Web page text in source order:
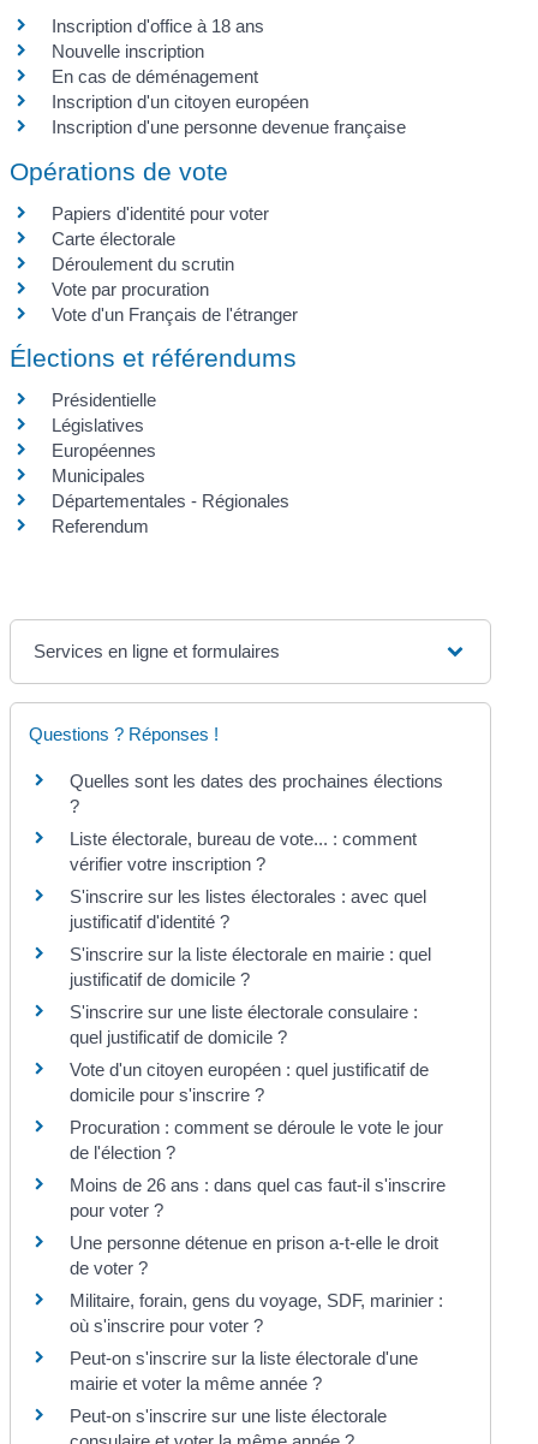
Inscription d'office à 18 ans
Nouvelle inscription
En cas de déménagement
Inscription d'un citoyen européen
Inscription d'une personne devenue française
Opérations de vote
Papiers d'identité pour voter
Carte électorale
Déroulement du scrutin
Vote par procuration
Vote d'un Français de l'étranger
Élections et référendums
Présidentielle
Législatives
Européennes
Municipales
Départementales - Régionales
Referendum
Services en ligne et formulaires
Questions ? Réponses !
Quelles sont les dates des prochaines élections
?
Liste électorale, bureau de vote... : comment
vérifier votre inscription ?
S'inscrire sur les listes électorales : avec quel
justificatif d'identité ?
S'inscrire sur la liste électorale en mairie : quel
justificatif de domicile ?
S'inscrire sur une liste électorale consulaire :
quel justificatif de domicile ?
Vote d'un citoyen européen : quel justificatif de
domicile pour s'inscrire ?
Procuration : comment se déroule le vote le jour
de l'élection ?
Moins de 26 ans : dans quel cas faut-il s'inscrire
pour voter ?
Une personne détenue en prison a-t-elle le droit
de voter ?
Militaire, forain, gens du voyage, SDF, marinier :
où s'inscrire pour voter ?
Peut-on s'inscrire sur la liste électorale d'une
mairie et voter la même année ?
Peut-on s'inscrire sur une liste électorale